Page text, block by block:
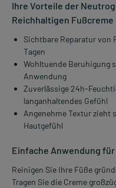
Ihre Vorteile der
Reichhaltigen Fußcreme
Sichtbare Reparatur von
Tagen
Wohltuende Beruhigung
Anwendung
Zuverlässige 24h-
langanhaltendes Gefühl
Angenehme Textur zieht
Hautgefühl
Einfache Anwendung
Reinigen Sie Ihre Füße
Tragen Sie die Creme